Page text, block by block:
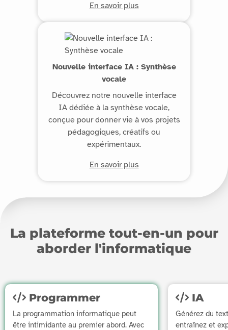
En savoir plus
Nouvelle interface IA : Synthèse
vocale
Découvrez notre nouvelle interface
IA dédiée à la synthèse vocale,
conçue pour donner vie à vos projets
pédagogiques, créatifs ou
expérimentaux.
En savoir plus
La plateforme tout-en-un pour
aborder l'informatique
Programmer
La programmation informatique peut
être intimidante au premier abord. Avec
IA
Générez du
entraînez et